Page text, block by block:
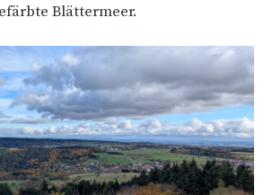
Blättermeer.